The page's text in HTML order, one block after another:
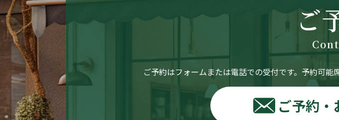
ご
ご予約はフォームまたは電話での受付です。 予約可能
ご予約・